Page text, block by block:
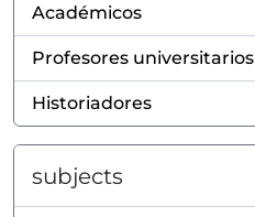
Académicos
, 1 results
Profesores universitarios
, 1 results
Historiadores
, 1 results
subjects